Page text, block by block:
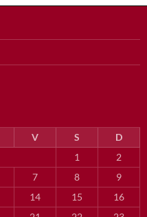
V S
D
1
2
7 8
9
14 15
16